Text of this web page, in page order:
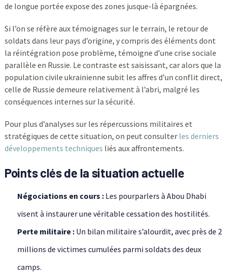
de longue portée expose des zones jusque-là épargnées.
Si l’on se réfère aux témoignages sur le terrain, le retour de
soldats dans leur pays d’origine, y compris des éléments dont
la réintégration pose problème, témoigne d’une crise sociale
parallèle en Russie. Le contraste est saisissant, car alors que la
population civile ukrainienne subit les affres d’un conflit direct,
celle de Russie demeure relativement à l’abri, malgré les
conséquences internes sur la sécurité.
Pour plus d’analyses sur les répercussions militaires et
stratégiques de cette situation, on peut consulter les derniers
développements techniques liés aux affrontements.
Points clés de la situation actuelle
Négociations en cours :Les pourparlers à Abou Dhabi
visent à instaurer une véritable cessation des hostilités.
Perte militaire :Un bilan militaire s’alourdit, avec près de 2
millions de victimes cumulées parmi soldats des deux
camps.